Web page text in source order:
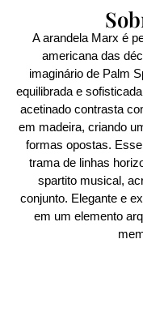
A arandela Marx é
americana das
imaginário de Palm
equilibrada e
acetinado contrasta
em madeira, criando
formas opostas.
trama de linhas
spartito musical,
conjunto. Elegante e
em um elemento